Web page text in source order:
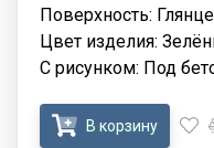
Поверхность:
Цвет изделия:
С рисунком: Под
В корзину